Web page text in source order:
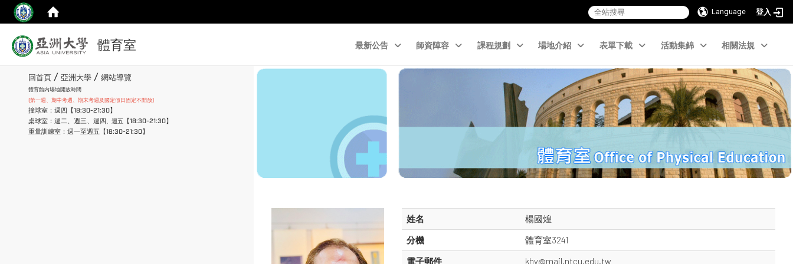
Language 登入
回首頁 / 亞洲大學 / 網站導覽
體育館內場地開放時間
(第一週、期中考週、期末考週及國定假日固定不開放)
撞球室：週四【18:30-21:30】
桌球室：週二、週三、週四、 週五 【18:30-21:30】
重量訓練室：週一至週五【18:30-21:30】
體育室 最新公告 師資陣容 課程規劃 場地介紹 表單下載 活動集錦 相關法規
姓名
楊國煌
分機
體育室3241
電子郵件
khy@mail.ntcu.edu.tw